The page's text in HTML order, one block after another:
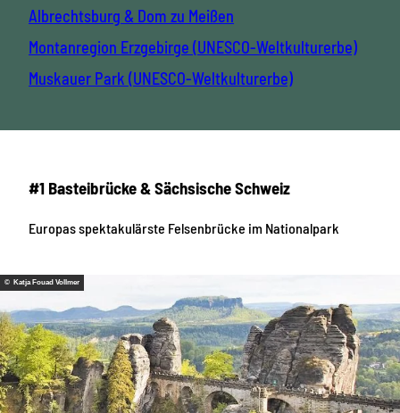
Albrechtsburg & Dom zu Meißen
Montanregion Erzgebirge (UNESCO-Weltkulturerbe)
Muskauer Park (UNESCO-Weltkulturerbe)
#1 Basteibrücke & Sächsische Schweiz
Europas spektakulärste Felsenbrücke im Nationalpark
© Katja Fouad Vollmer